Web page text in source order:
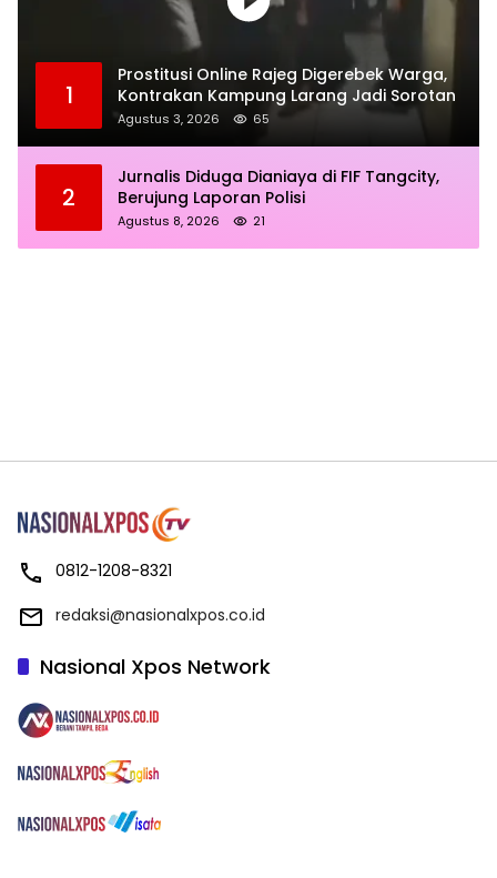
1
Prostitusi Online Rajeg Digerebek Warga,
Kontrakan Kampung Larang Jadi Sorotan
Agustus 3, 2026 65
2
Jurnalis Diduga Dianiaya di FIF Tangcity,
Berujung Laporan Polisi
Agustus 8, 2026 21
0812-1208-8321
redaksi@nasionalxpos.co.id
Nasional Xpos Network